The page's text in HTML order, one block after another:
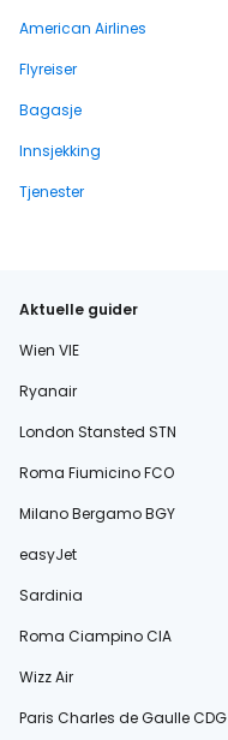
American Airlines
Flyreiser
Bagasje
Innsjekking
Tjenester
Aktuelle guider
Wien VIE
Ryanair
London Stansted STN
Roma Fiumicino FCO
Milano Bergamo BGY
easyJet
Sardinia
Roma Ciampino CIA
Wizz Air
Paris Charles de Gaulle CDG